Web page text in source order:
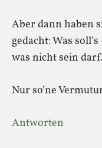
Aber dann haben
gedacht: Was
was nicht sein
Nur so’ne
Antworten